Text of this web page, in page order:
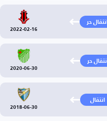
انتقال حر
2022-02-16
انتقال حر
2020-06-30
انتقال
2018-06-30